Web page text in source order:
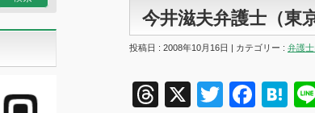
今井滋夫弁護士（東
投稿日 : 2008年10月16日 | カテゴリー : 弁護
Threads
X Twitter